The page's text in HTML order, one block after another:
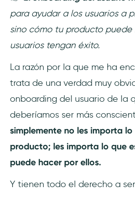
para ayudar a los usuarios a
sino cómo tu producto
usuarios tengan éxito.
La razón por la que me ha
trata de una verdad muy
onboarding del usuario de la
deberíamos ser más
simplemente no les importa
producto; les importa lo que
puede hacer por ellos.
Y tienen todo el derecho a